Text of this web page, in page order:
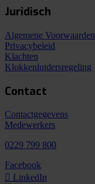
Juridisch
Algemene Voorwaarden
Privacybeleid
Klachten
Klokkenluidersregeling
Contact
Contactgegevens
Medewerkers
0229 799 800
Facebook
LinkedIn